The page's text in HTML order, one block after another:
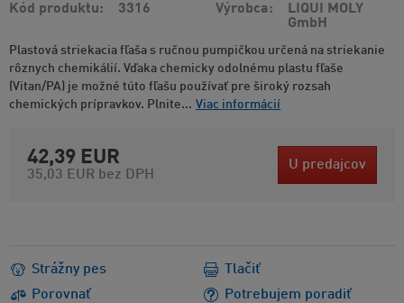
Kód produktu 3316 Výrobca
LIQUI MOLY
GmbH
Plastová striekacia fľaša s ručnou pumpičkou určená na striekanie
rôznych chemikálií. Vďaka chemicky odolnému plastu fľaše
(Vitan/PA) je možné túto fľašu používať pre široký rozsah
chemických prípravkov. Plnite... Viac informácií
42,39 EUR
35,03 EUR bez DPH
U predajcov
Strážny pes
Porovnať
Potrebujem poradiť
Tlačiť